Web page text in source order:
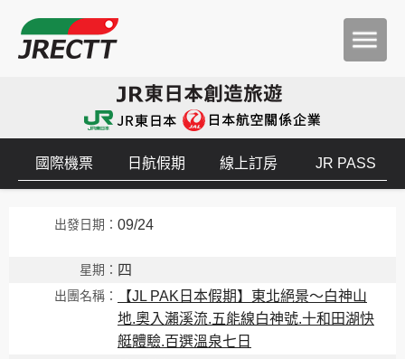
國際機票 日航假期 線上訂房 JR PASS
09/24
四
【JL PAK日本假期】東北絕景～白神山
地.奧入瀨溪流.五能線白神號.十和田湖快
艇體驗.百選溫泉七日